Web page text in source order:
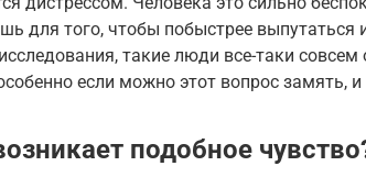
для того, чтобы побыстрее выпутаться
такие люди все-таки
если можно этот вопрос замять, и
подобное